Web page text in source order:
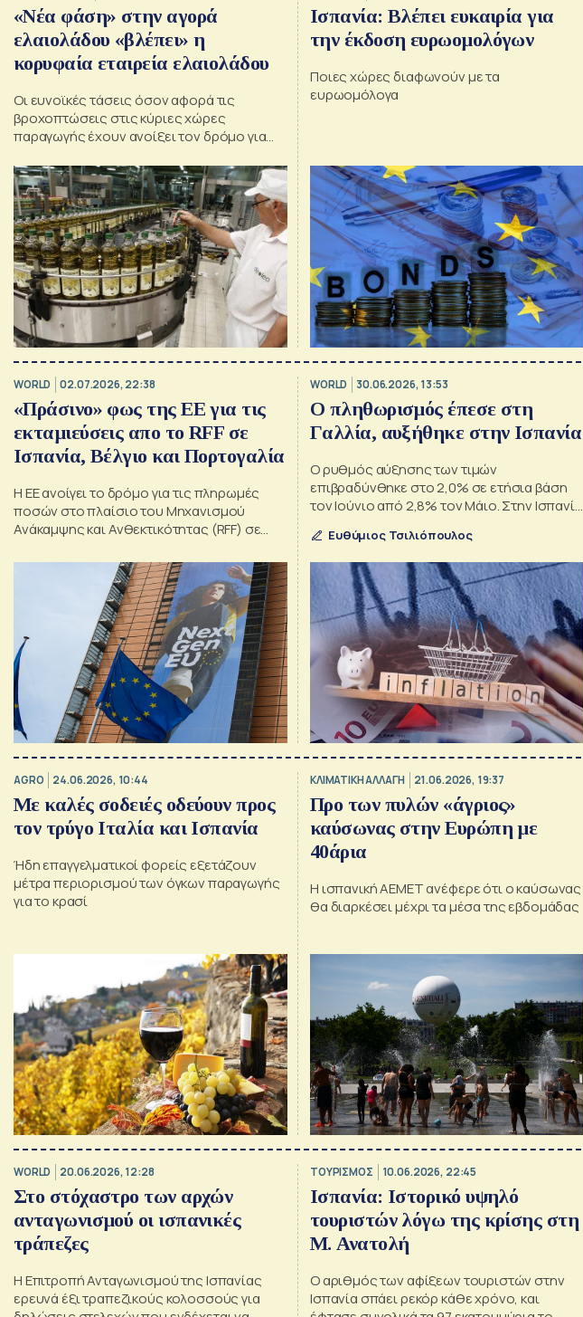
«Νέα φάση» στην αγορά
ελαιολάδου «βλέπει» η
κορυφαία εταιρεία ελαιολάδου
Οι ευνοϊκές τάσεις όσον αφορά τις
βροχοπτώσεις στις κύριες χώρες
παραγωγής έχουν ανοίξει τον δρόμο για
επερχόμενη συγκομιδή
Ισπανία: Βλέπει ευκαιρία για
την έκδοση ευρωομολόγων
Ποιες χώρες διαφωνούν με τα
ευρωομόλογα
WORLD 02.07.2026, 22:38
«Πράσινο» φως της ΕΕ για τις
εκταμιεύσεις απο το RFF σε
Ισπανία, Βέλγιο και Πορτογαλία
Η ΕΕ ανοίγει το δρόμο για τις πληρωμές
ποσών στο πλαίσιο του Μηχανισμού
Ανάκαμψης και Ανθεκτικότητας (RFF) σε
WORLD 30.06.2026, 13:53
Ο πληθωρισμός έπεσε στη
Γαλλία, αυξήθηκε στην Ισπανία
Ο ρυθμός αύξησης των τιμών
επιβραδύνθηκε στο 2,0% σε ετήσια βάση
τον Ιούνιο από 2,8% τον Μάιο. Στην Ισπανία
φυσικού αερίου ήταν οι κύριοι παράγοντες
που ο πληθωρισμός αυξήθηκε τον Ιούνιο.
Ευθύμιος Τσιλιόπουλος
AGRO 24.06.2026, 10:44
Με καλές σοδειές οδεύουν προς
τον τρύγο Ιταλία και Ισπανία
Ήδη επαγγελματικοί φορείς εξετάζουν
μέτρα περιορισμού των όγκων παραγωγής
για το κρασί
ΚΛΙΜΑΤΙΚΗ ΑΛΛΑΓΗ 21.06.2026, 19:37
Προ των πυλών «άγριος»
καύσωνας στην Ευρώπη με
40άρια
Η ισπανική AEMET ανέφερε ότι ο καύσωνας
θα διαρκέσει μέχρι τα μέσα της εβδομάδας
WORLD 20.06.2026, 12:28
Στο στόχαστρο των αρχών
ανταγωνισμού οι ισπανικές
τράπεζες
Η Επιτροπή Ανταγωνισμού της Ισπανίας
ερευνά έξι τραπεζικούς κολοσσούς για
ΤΟΥΡΙΣΜΟΣ 10.06.2026, 22:45
Ισπανία: Ιστορικό υψηλό
τουριστών λόγω της κρίσης στη
Μ. Ανατολή
Ο αριθμός των αφίξεων τουριστών στην
Ισπανία σπάει ρεκόρ κάθε χρόνο, και